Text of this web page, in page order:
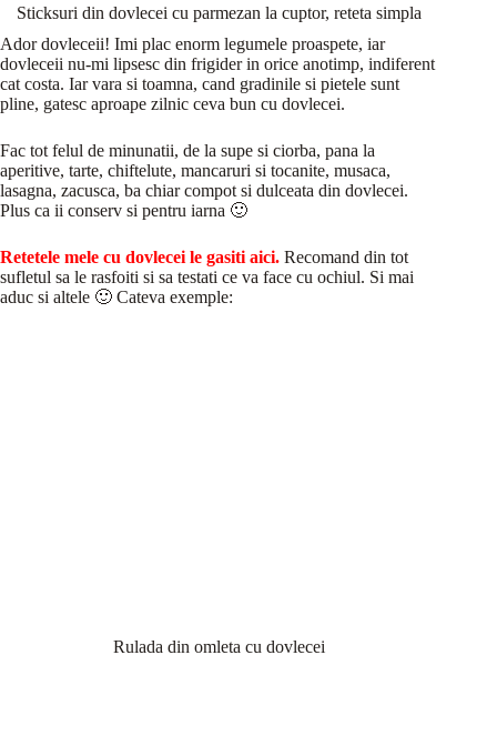
Sticksuri din dovlecei cu parmezan la cuptor, reteta simpla
Ador dovleceii! Imi plac enorm legumele proaspete, iar
dovleceii nu-mi lipsesc din frigider in orice anotimp, indiferent
cat costa. Iar vara si toamna, cand gradinile si pietele sunt
pline, gatesc aproape zilnic ceva bun cu dovlecei.
Fac tot felul de minunatii, de la supe si ciorba, pana la
aperitive, tarte, chiftelute, mancaruri si tocanite, musaca,
lasagna, zacusca, ba chiar compot si dulceata din dovlecei.
Plus ca ii conserv si pentru iarna 🙂
Retetele mele cu dovlecei le gasiti aici. Recomand din tot
sufletul sa le rasfoiti si sa testati ce va face cu ochiul. Si mai
aduc si altele 🙂 Cateva exemple:
Rulada din omleta cu dovlecei